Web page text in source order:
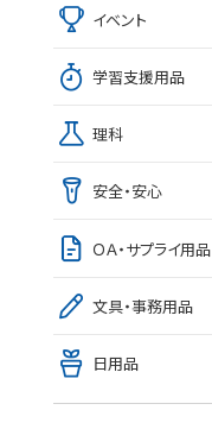
イベント
学習支援用品
理科
安全・安心
ＯＡ・サプライ用品
文具・事務用品
日用品